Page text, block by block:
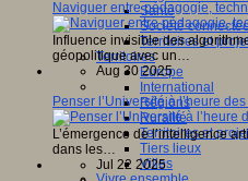
Santé
Société
Territoires et
Territoires
Europe
International
Régions
Ruralité
Territoires et
Tiers lieux
Villes
Naviguer entre pédagogie,
Influence invisible des
géopolitique avec un…
Aug 30 2025
Penser l’Université à l’heure
L’émergence de l’intelligence
dans les…
Jul 22 2025